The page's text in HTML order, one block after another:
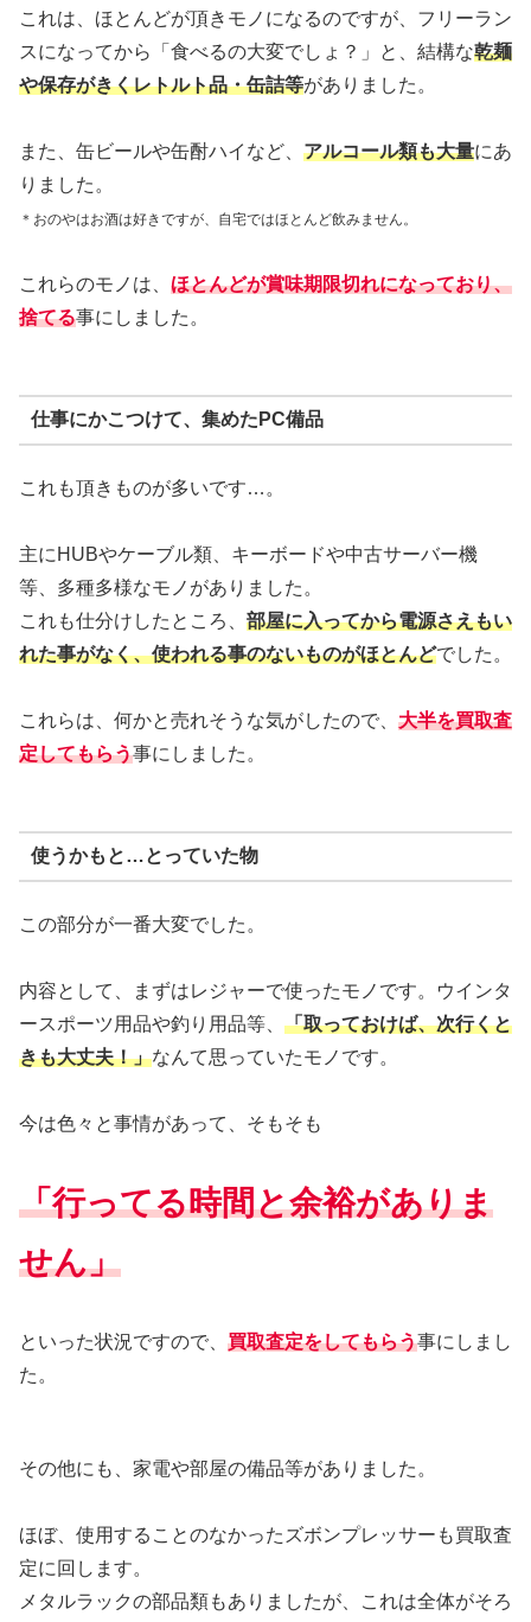
これは、ほとんどが頂きモノになるのですが、フリーラン
スになってから「食べるの大変でしょ？」と、結構な乾麺
や保存がきくレトルト品・缶詰等がありました。
また、缶ビールや缶酎ハイなど、 アルコール類も大量にあ
りました。
＊おのやはお酒は好きですが、自宅ではほとんど飲みません。
これらのモノは、 ほとんどが賞味期限切れになっており、
捨てる事にしました。
仕事にかこつけて、集めたPC備品
これも頂きものが多いです…。
主にHUBやケーブル類、キーボードや中古サーバー機
等、多種多様なモノがありました。
これも仕分けしたところ、 部屋に入ってから電源さえもい
れた事がなく、使われる事のないものがほとんどでした。
これらは、何かと売れそうな気がしたので、 大半を買取査
定してもらう事にしました。
使うかもと…とっていた物
この部分が一番大変でした。
内容として、まずはレジャーで使ったモノです。ウインタ
ースポーツ用品や釣り用品等、 「取っておけば、次行くと
きも大丈夫！」なんて思っていたモノです。
今は色々と事情があって、そもそも
「行ってる時間と余裕がありま
せん」
といった状況ですので、 買取査定をしてもらう事にしまし
た。
その他にも、家電や部屋の備品等がありました。
ほぼ、使用することのなかったズボンプレッサーも買取査
定に回します。
メタルラックの部品類もありましたが、これは全体がそろ